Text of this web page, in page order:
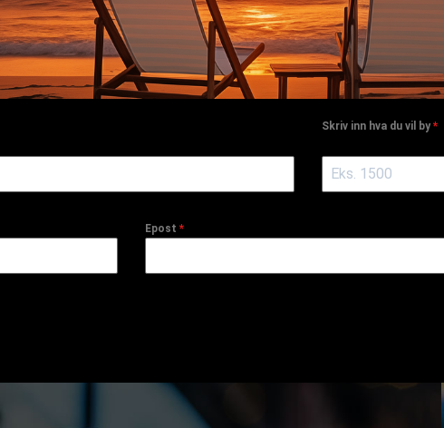
Skriv inn hva du vil by *
Epost *